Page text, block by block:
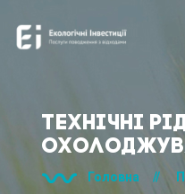
Технічні
Головна //